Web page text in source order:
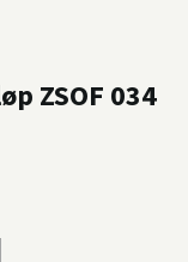
ZSOF 034